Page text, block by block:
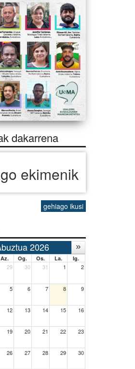
dakarrena
ekimenik
gehiago ikusi
2026
Az. Og. Os. La. Ig.
29 30 31 1 2
5 6 7 8 9
12 13 14 15 16
19 20 21 22 23
26 27 28 29 30